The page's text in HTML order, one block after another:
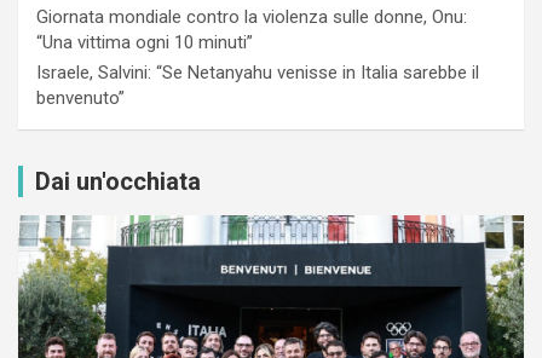
Giornata mondiale contro la violenza sulle donne, Onu:
“Una vittima ogni 10 minuti”
Israele, Salvini: “Se Netanyahu venisse in Italia sarebbe il
benvenuto”
Dai un'occhiata